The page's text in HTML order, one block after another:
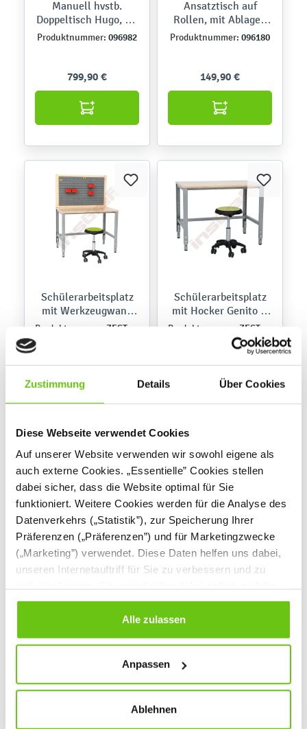
Zustimmung Details Über Cookies
Diese Webseite verwendet Cookies
Auf unserer Website verwenden wir sowohl eigene als
auch externe Cookies. „Essentielle” Cookies stellen
dabei sicher, dass die Website optimal für Sie
funktioniert. Weitere Cookies werden für die Analyse des
Datenverkehrs („Statistik”), zur Speicherung Ihrer
Präferenzen („Präferenzen”) und für Marketingzwecke
(„Marketing”) verwendet. Diese Daten helfen uns dabei,
unseren Internetauftriff für Sie zu verbessern und zu
Cookies Sie erlauben. Verweigern Sie Ihre Zustimmung,
wählen Sie „Alle ablehnen” – in diesem Fall werden nur
Daten verarbeitet, die für den Besuch unserer Website
jederzeit ändern, indem Sie auf die Schaltfläche unten
links klicken. Weitere Informationen zur Datennutzung
Alle zulassen
Anpassen
Ablehnen
Manuell hvstb.
Doppeltisch Hugo, TH
70-117 cm,
alufarben - HPL weiß
Produktnummer: 096982
799,90 €
Ansatztisch auf
Rollen, mit Ablage -
Ahorn E
Produktnummer: 096180
149,90 €
Schülerarbeitsplatz
mit Werkzeugwand
und Hocker Genito H
Produktnummer:
722,70 €
Schülerarbeitsplatz
mit Hocker Genito H
38-48, lime
Produktnummer:
579,80 €
Set: Schüler-
Werkbank mit
Werkzeugwand undZEST5818
Werkzeugwand zur
Werkbank, B 149 cm
Produktnummer: